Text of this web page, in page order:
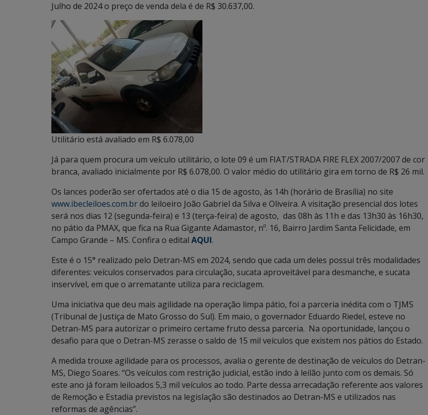
Julho de 2024 o preço de venda dela é de R$ 30.637,00.
Utilitário está avaliado em R$ 6.078,00
Já para quem procura um veículo utilitário, o lote 09 é um FIAT/STRADA FIRE FLEX 2007/2007 de cor
branca, avaliado inicialmente por R$ 6.078,00. O valor médio do utilitário gira em torno de R$ 26 mil.
Os lances poderão ser ofertados até o dia 15 de agosto, às 14h (horário de Brasília) no site
www.ibecleiloes.com.brdo leiloeiro João Gabriel da Silva e Oliveira. A visitação presencial dos lotes
será nos dias 12 (segunda-feira) e 13 (terça-feira) de agosto, das 08h às 11h e das 13h30 às 16h30,
no pátio da PMAX, que fica na Rua Gigante Adamastor, nº. 16, Bairro Jardim Santa Felicidade, em
Campo Grande – MS. Confira o edital AQUI.
Este é o 15° realizado pelo Detran-MS em 2024, sendo que cada um deles possui três modalidades
diferentes: veículos conservados para circulação, sucata aproveitável para desmanche, e sucata
inservível, em que o arrematante utiliza para reciclagem.
Uma iniciativa que deu mais agilidade na operação limpa pátio, foi a parceria inédita com o TJMS
(Tribunal de Justiça de Mato Grosso do Sul). Em maio, o governador Eduardo Riedel, esteve no
Detran-MS para autorizar o primeiro certame fruto dessa parceria. Na oportunidade, lançou o
desafio para que o Detran-MS zerasse o saldo de 15 mil veículos que existem nos pátios do Estado.
A medida trouxe agilidade para os processos, avalia o gerente de destinação de veículos do Detran-
MS, Diego Soares. “Os veículos com restrição judicial, estão indo à leilão junto com os demais. Só
este ano já foram leiloados 5,3 mil veículos ao todo. Parte dessa arrecadação referente aos valores
de Remoção e Estadia previstos na legislação são destinados ao Detran-MS e utilizados nas
reformas de agências”.